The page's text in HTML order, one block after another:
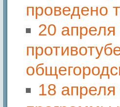
проведено
20 апреля
18